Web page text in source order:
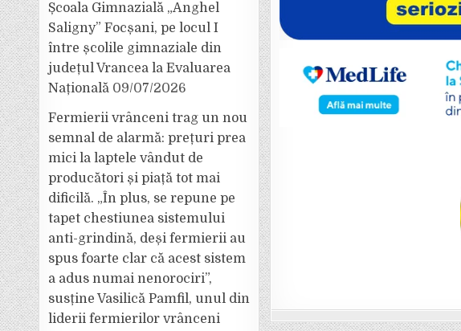
Școala Gimnazială „Anghel
Saligny” Focșani, pe locul I
între școlile gimnaziale din
județul Vrancea la Evaluarea
Națională 09/07/2026
Fermierii vrânceni trag un nou
semnal de alarmă: prețuri prea
mici la laptele vândut de
producători și piață tot mai
dificilă. „În plus, se repune pe
tapet chestiunea sistemului
anti-grindină, deși fermierii au
spus foarte clar că acest sistem
a adus numai nenorociri”,
susține Vasilică Pamfil, unul din
liderii fermierilor vrânceni